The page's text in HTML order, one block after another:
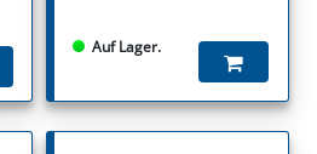
Auf Lager.